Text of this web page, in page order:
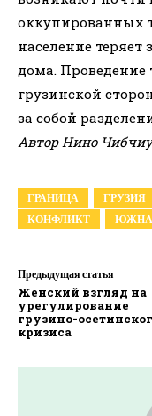
оккупированных
население
дома.
грузинской
за собой
Автор Нино
ГРАНИЦА ГРУЗИЯ
КОНФЛИКТ
Предыдущая статья
Женский взгляд на
урегулирование
грузино-
кризиса